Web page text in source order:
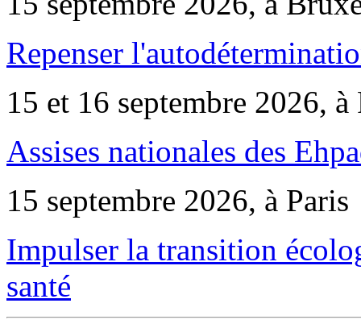
Repenser
15 et 16 septembre 2026, à
Assises nationales des
15 septembre 2026, à Paris
Impulser la transition
santé